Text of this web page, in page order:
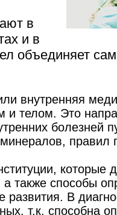
в
и в
объединяет
внутренняя
и телом. Это
болезней
правил
которые
также способы
развития. В
т.к. способна